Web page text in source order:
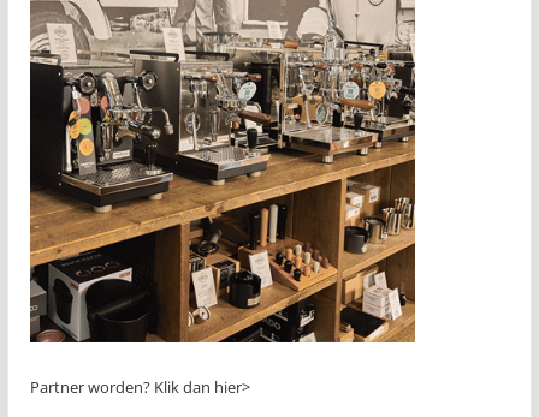
Partner worden? Klik dan hier>